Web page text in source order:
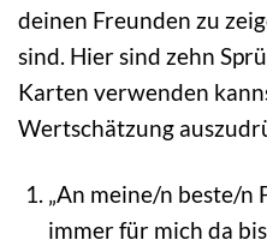
deinen Freunden zu
sind. Hier sind zehn
Karten verwenden
Wertschätzung
„An meine/n beste/n
immer für mich da